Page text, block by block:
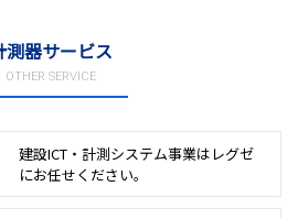
測器サービス
OTHER SERVICE
建設ICT・計測システム事業は レグゼ
にお任せください。